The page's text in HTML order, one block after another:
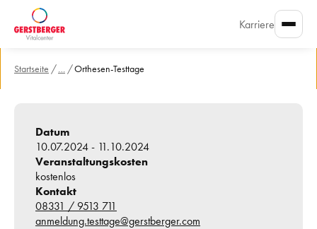
Karriere
Startseite /… /Orthesen-Testtage
Datum
10.07.2024 - 11.10.2024
Veranstaltungskosten
kostenlos
Kontakt
08331 / 9513 711
anmeldung.testtage@gerstberger.com